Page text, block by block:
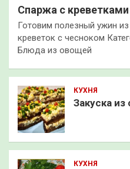
Спаржа с креветками
Готовим полезный ужин
креветок с чесноком
Блюда из овощей
КУХНЯ
Закуска из
КУХНЯ